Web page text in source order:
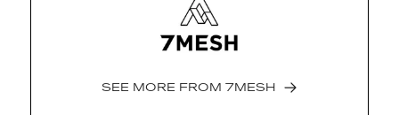
Clean cut hem with silicon gripper
Reflective logo
Oeko-Tex® Standard 100 certified fabric
SEE MORE FROM 7MESH